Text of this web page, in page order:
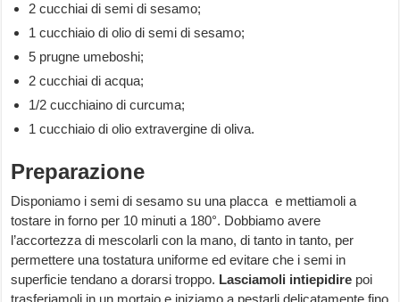
2 cucchiai di semi di sesamo;
1 cucchiaio di olio di semi di sesamo;
5 prugne umeboshi;
2 cucchiai di acqua;
1/2 cucchiaino di curcuma;
1 cucchiaio di olio extravergine di oliva.
Preparazione
Disponiamo i semi di sesamo su una placca e mettiamoli a
tostare in forno per 10 minuti a 180°. Dobbiamo avere
l’accortezza di mescolarli con la mano, di tanto in tanto, per
permettere una tostatura uniforme ed evitare che i semi in
superficie tendano a dorarsi troppo. Lasciamoli intiepidire poi